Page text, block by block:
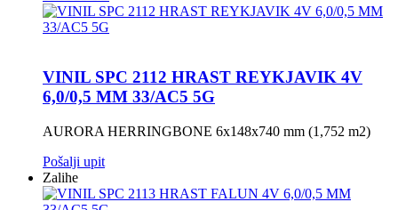
VINIL SPC 2112 HRAST REYKJAVIK 4V
6,0/0,5 MM 33/AC5 5G
AURORA HERRINGBONE 6x148x740 mm (1,752 m2)
Pošalji upit
Zalihe